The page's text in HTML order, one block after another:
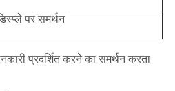
पर समर्थन
प्रदर्शित करने का समर्थन करता